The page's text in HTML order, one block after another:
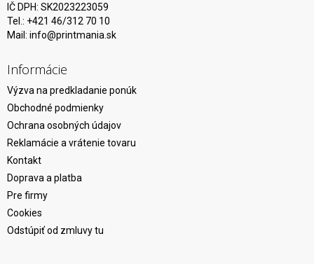
IČ DPH: SK2023223059
Tel.: +421 46/312 70 10
Mail: info@printmania.sk
Informácie
Výzva na predkladanie ponúk
Obchodné podmienky
Ochrana osobných údajov
Reklamácie a vrátenie tovaru
Kontakt
Doprava a platba
Pre firmy
Cookies
Odstúpiť od zmluvy tu